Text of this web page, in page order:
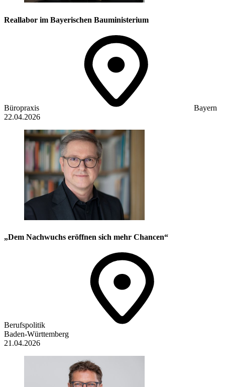
Reallabor im Bayerischen Bauministerium
Büropraxis
Bayern
22.04.2026
„Dem Nachwuchs eröffnen sich mehr Chancen“
Berufspolitik
Baden-Württemberg
21.04.2026